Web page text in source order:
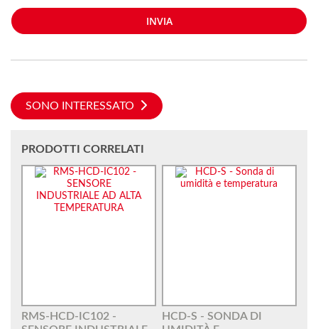
INVIA
SONO INTERESSATO
PRODOTTI CORRELATI
RMS-HCD-IC102 -
HCD-S - SONDA DI